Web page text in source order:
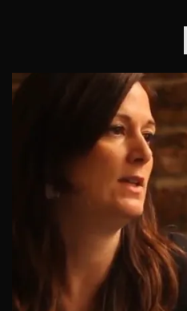
Gemma Galdon
društvu
virtuelnoj